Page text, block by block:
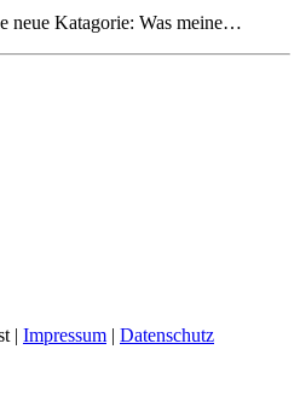
neue Katagorie: Was meine…
| Impressum | Datenschutz